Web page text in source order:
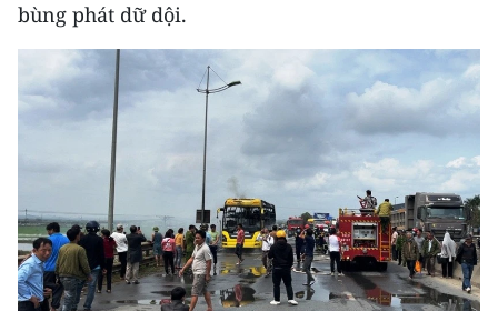
MEDIA CENTER
E-Magazine
Video
Media Chính trị
Media Kinh tế
Media Văn hóa
bùng phát dữ dội.